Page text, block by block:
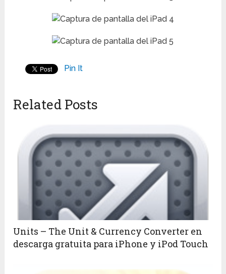
Pin It
Related Posts
Units – The Unit & Currency Converter en
descarga gratuita para iPhone y iPod Touch